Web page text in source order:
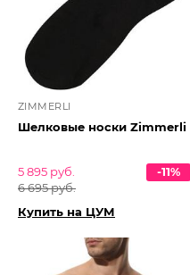
ZIMMERLI
Шелковые носки Zimmerli
5 895 руб.
6 695 руб.
-11%
Купить на ЦУМ